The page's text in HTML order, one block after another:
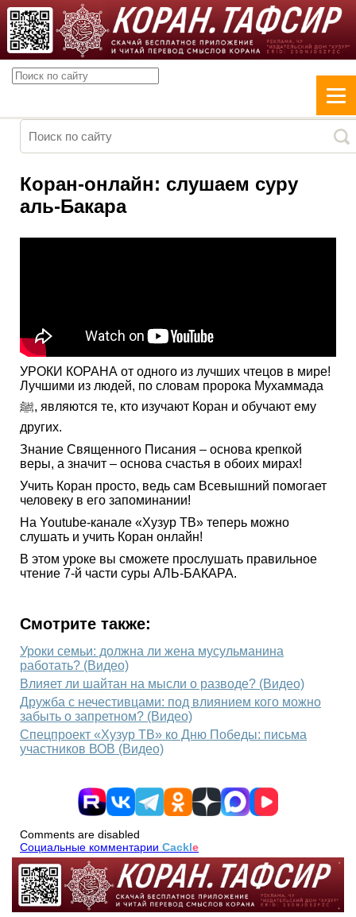
Коран-онлайн: слушаем суру
аль-Бакара
УРОКИ КОРАНА от одного из лучших чтецов в мире!
Лучшими из людей, по словам пророка Мухаммада
ﷺ, являются те, кто изучают Коран и обучают ему
других.
Знание Священного Писания – основа крепкой
веры, а значит – основа счастья в обоих мирах!
Учить Коран просто, ведь сам Всевышний помогает
человеку в его запоминании!
На Youtube-канале «Хузур ТВ» теперь можно
слушать и учить Коран онлайн!
В этом уроке вы сможете прослушать правильное
чтение 7-й части суры АЛЬ-БАКАРА.
Смотрите также:
Уроки семьи: должна ли жена мусульманина
работать? (Видео)
Влияет ли шайтан на мысли о разводе? (Видео)
Дружба с нечестивцами: под влиянием кого можно
забыть о запретном? (Видео)
Спецпроект «Хузур ТВ» ко Дню Победы: письма
участников ВОВ (Видео)
Comments are disabled
Социальные комментарии Cackle